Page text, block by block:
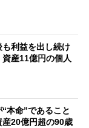
も利益を出し続け
産11億円の個人
“本命”であること
20億円超の90歳